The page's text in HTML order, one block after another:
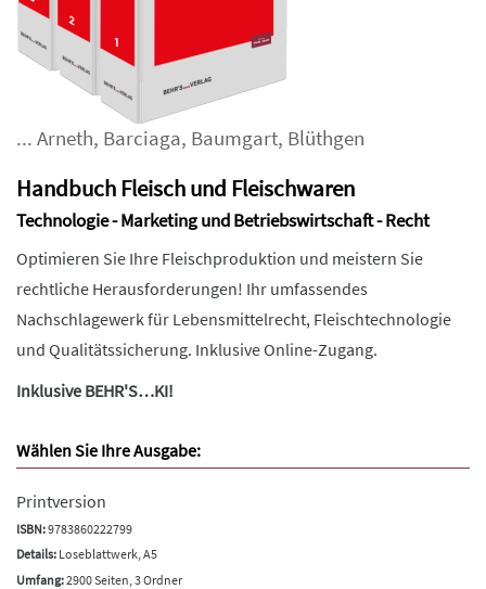
... Arneth, Barciaga, Baumgart, Blüthgen
Handbuch Fleisch und Fleischwaren
Technologie - Marketing und Betriebswirtschaft - Recht
Optimieren Sie Ihre Fleischproduktion und meistern Sie
rechtliche Herausforderungen! Ihr umfassendes
Nachschlagewerk für Lebensmittelrecht, Fleischtechnologie
und Qualitätssicherung. Inklusive Online-Zugang.
Inklusive BEHR'S…KI!
Wählen Sie Ihre Ausgabe:
Printversion
ISBN:9783860222799
Details: Loseblattwerk, A5
Umfang:2900 Seiten, 3 Ordner